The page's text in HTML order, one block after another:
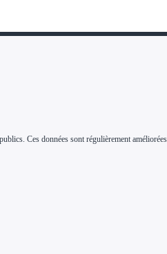
Ces données sont régulièrement